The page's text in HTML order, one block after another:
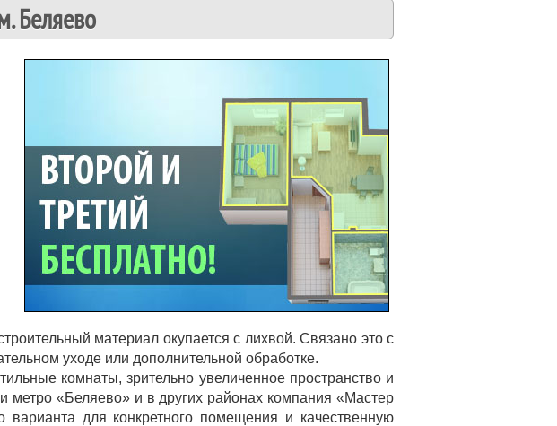
Беляево
материал окупается с лихвой. Связано это с
уходе или дополнительной обработке.
комнаты, зрительно увеличенное пространство и
метро «Беляево» и в других районах компания «Мастер
для конкретного помещения и качественную